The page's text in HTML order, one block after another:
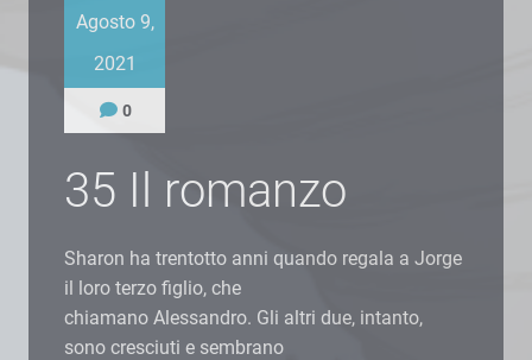
Agosto 9,
2021
0
35 Il romanzo
Sharon ha trentotto anni quando regala a Jorge
il loro terzo figlio, che
chiamano Alessandro. Gli altri due, intanto,
sono cresciuti e sembrano